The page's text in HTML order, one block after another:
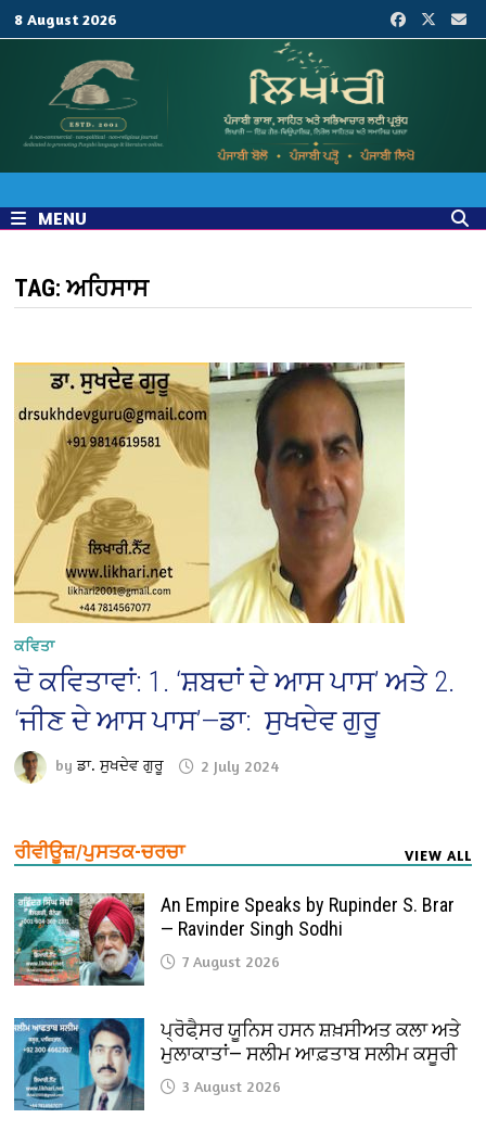
8 August 2026
MENU
TAG:ਅਹਿਸਾਸ
ਕਵਿਤਾ
ਦੋ ਕਵਿਤਾਵਾਂ: 1. ‘ਸ਼ਬਦਾਂ ਦੇ ਆਸ ਪਾਸ’ ਅਤੇ 2.
‘ਜੀਣ ਦੇ ਆਸ ਪਾਸ’—ਡਾ: ਸੁਖਦੇਵ ਗੁਰੂ
byਡਾ. ਸੁਖਦੇਵ ਗੁਰੂ 2 July 2024
ਰੀਵੀਊਜ਼/ਪੁਸਤਕ-ਚਰਚਾ VIEW ALL
An Empire Speaks by Rupinder S. Brar
— Ravinder Singh Sodhi
7 August 2026
ਪ੍ਰੋਫੈ਼ਸਰ ਯੂਨਿਸ ਹਸਨ ਸ਼ਖ਼ਸੀਅਤ ਕਲਾ ਅਤੇ
ਮੁਲਾਕਾਤਾਂ— ਸਲੀਮ ਆਫ਼ਤਾਬ ਸਲੀਮ ਕਸੂਰੀ
3 August 2026